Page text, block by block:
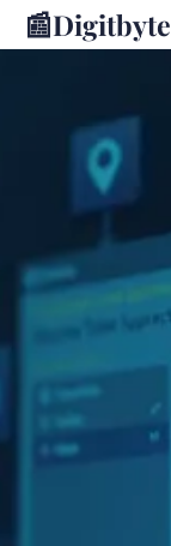
📰Digitbyte